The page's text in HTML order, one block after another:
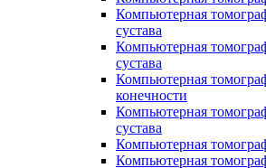
Компьютерная
сустава
Компьютерная
сустава
Компьютерная
конечности
Компьютерная
сустава
Компьютерная
Компьютерная